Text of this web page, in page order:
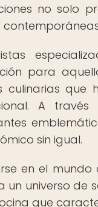
no solo
para
culinarias
A
sin igual.
en el
un universo de
que